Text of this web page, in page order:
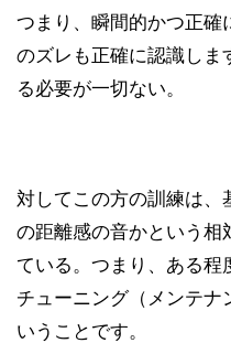
つまり、瞬間的かつ正確
のズレも正確に認識しま
る必要が一切ない。
対してこの方の訓練は、
の距離感の音かという相
ている。つまり、ある程
チューニング（メンテナ
いうことです。